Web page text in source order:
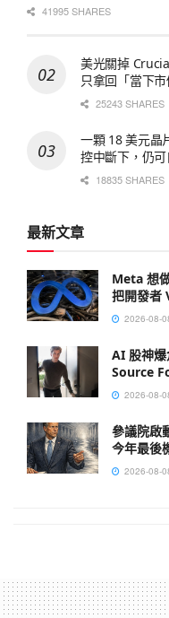
41995 SHARES
美光關掉
只拿回「當下
25243 SHARES
一顆 18 美元晶
控中斷下，仍
18835 SHARES
最新文章
Meta 想
把開發者
2026-08-
AI 股神爆
Source
2026-08-
參議院啟
今年最後
2026-08-